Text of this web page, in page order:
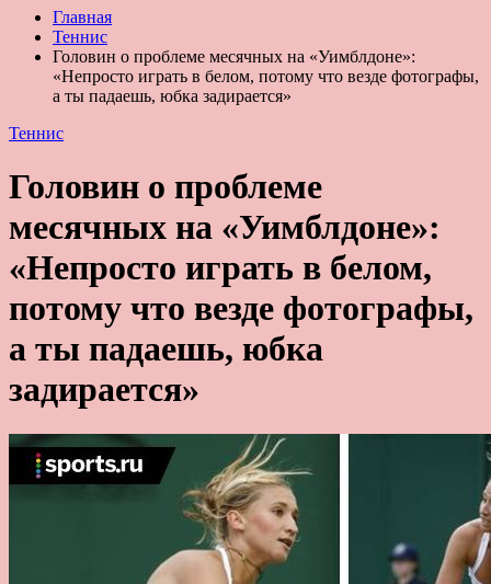
Главная
Теннис
Головин о проблеме месячных на «Уимблдоне»:
«Непросто играть в белом, потому что везде фотографы,
а ты падаешь, юбка задирается»
Теннис
Головин о проблеме
месячных на «Уимблдоне»:
«Непросто играть в белом,
потому что везде фотографы,
а ты падаешь, юбка
задирается»